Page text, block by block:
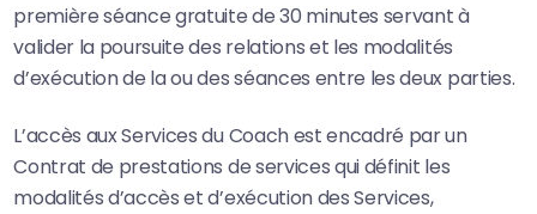
première séance gratuite de 30 minutes servant à
valider la poursuite des relations et les modalités
d’exécution de la ou des séances entre les deux parties.
L’accès aux Services du Coach est encadré par un
Contrat de prestations de services qui définit les
modalités d’accès et d’exécution des Services,